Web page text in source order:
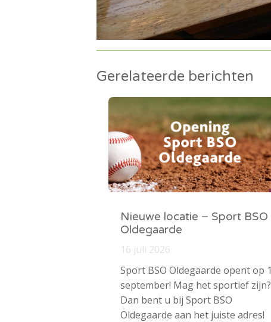
Gerelateerde berichten
Nieuwe locatie – Sport BSO
Oldegaarde
16 juli 2026
Sport BSO Oldegaarde opent op 1
september! Mag het sportief zijn?
Dan bent u bij Sport BSO
Oldegaarde aan het juiste adres!